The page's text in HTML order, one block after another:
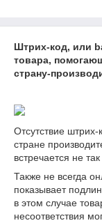
Штрих-код, или
товара,
страну-
Отсутствие штрих-
стране
встречается не
Также не всегда
показывает
в этом случае
несоответствия